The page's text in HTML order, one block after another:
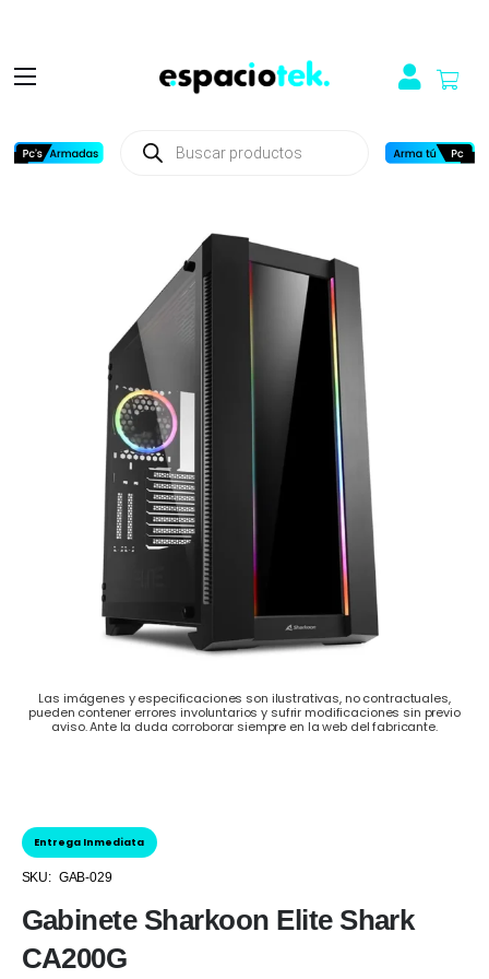
productos
Las imágenes y especificaciones son ilustrativas, no contractuales,
pueden contener errores involuntarios y sufrir modificaciones sin previo
aviso. Ante la duda corroborar siempre en la web del fabricante.
Entrega Inmediata
SKU: GAB-029
Gabinete Sharkoon Elite Shark
CA200G